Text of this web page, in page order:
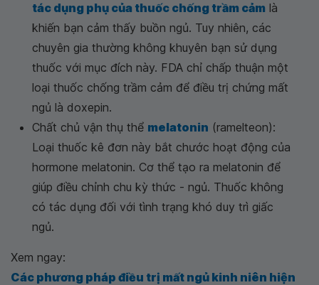
tác dụng phụ của thuốc chống trầm cảm là
khiến bạn cảm thấy buồn ngủ. Tuy nhiên, các
chuyên gia thường không khuyên bạn sử dụng
thuốc với mục đích này. FDA chỉ chấp thuận một
loại thuốc chống trầm cảm để điều trị chứng mất
ngủ là doxepin.
Chất chủ vận thụ thể melatonin (ramelteon):
Loại thuốc kê đơn này bắt chước hoạt động của
hormone melatonin. Cơ thể tạo ra melatonin để
giúp điều chỉnh chu kỳ thức - ngủ. Thuốc không
có tác dụng đối với tình trạng khó duy trì giấc
ngủ.
Xem ngay:
Các phương pháp điều trị mất ngủ kinh niên hiện